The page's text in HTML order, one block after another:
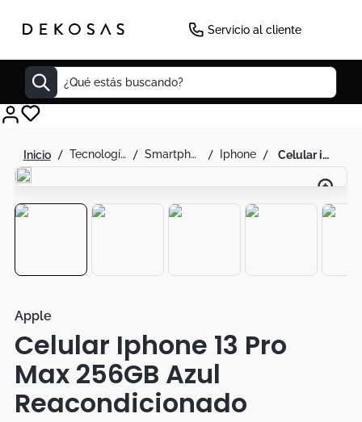
Servicio al cliente
¿Qué estás buscando?
tecnología smartphones iphone celular iphone 13 pro max 256gb azul reacondicionado
Apple
Celular Iphone 13 Pro
Max 256GB Azul
Reacondicionado
Decoracion
Cuadro
Sillas
Duvet
Botas
Dko